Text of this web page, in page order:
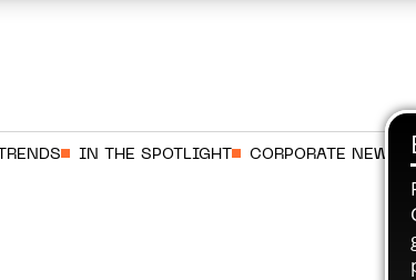
TRENDS IN THE SPOTLIGHT CORPORATE NEWS